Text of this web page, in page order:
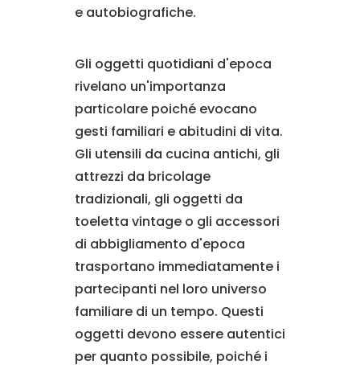
e autobiografiche.
Gli oggetti quotidiani d'epoca
rivelano un'importanza
particolare poiché evocano
gesti familiari e abitudini di vita.
Gli utensili da cucina antichi, gli
attrezzi da bricolage
tradizionali, gli oggetti da
toeletta vintage o gli accessori
di abbigliamento d'epoca
trasportano immediatamente i
partecipanti nel loro universo
familiare di un tempo. Questi
oggetti devono essere autentici
per quanto possibile, poiché i